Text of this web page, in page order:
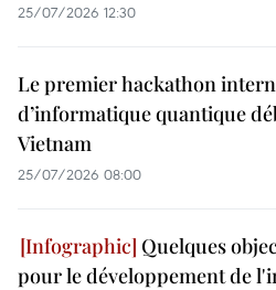
25/07/2026 12:30
Le premier hackathon
d’informatique quantique
Vietnam
25/07/2026 08:00
Quelques
pour le développement de